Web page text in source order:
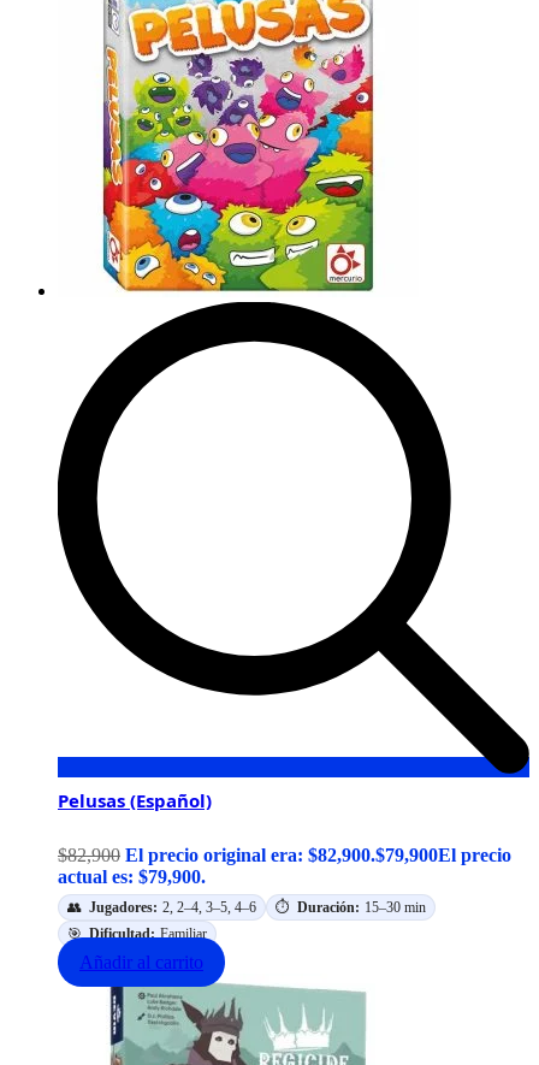
Pelusas (Español)
$82,900 El precio original era: $82,900.$79,900El precio
actual es: $79,900.
👥 Jugadores: 2, 2–4, 3–5, 4–6 ⏱️ Duración: 15–30 min
🎯 Dificultad: Familiar
Añadir al carrito